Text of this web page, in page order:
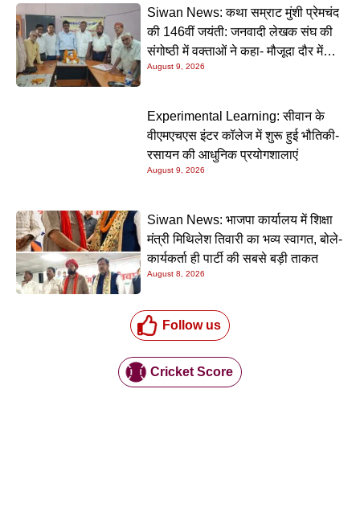
Siwan News: कथा सम्राट मुंशी प्रेमचंद
की 146वीं जयंती: जनवादी लेखक संघ की
संगोष्ठी में वक्ताओं ने कहा- मौजूदा दौर में
प्रेमचंद की रचनाएं और अधिक प्रासंगिक
August 9, 2026
Experimental Learning: सीवान के
वीएमएचएस इंटर कॉलेज में शुरू हुई भौतिकी-
रसायन की आधुनिक प्रयोगशालाएं
August 9, 2026
Siwan News: भाजपा कार्यालय में शिक्षा
मंत्री मिथिलेश तिवारी का भव्य स्वागत, बोले-
कार्यकर्ता ही पार्टी की सबसे बड़ी ताकत
August 8, 2026
Follow us
Cricket Score